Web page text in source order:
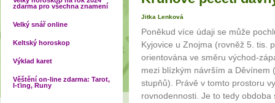
zdarma pro všechna znamení
Velký snář online
Keltský horoskop
Výklad karet
Věštění on-line zdarma: Tarot,
I-ťing, Runy
Jitka Lenková
Poněkud více údaji se může
Kyjovice u Znojma (rovněž 5. tis.
orientována ve směru východ-
mezi blízkým návrším a
stupňů). Právě v tomto prostoru
rovnodennosti. Je to tedy